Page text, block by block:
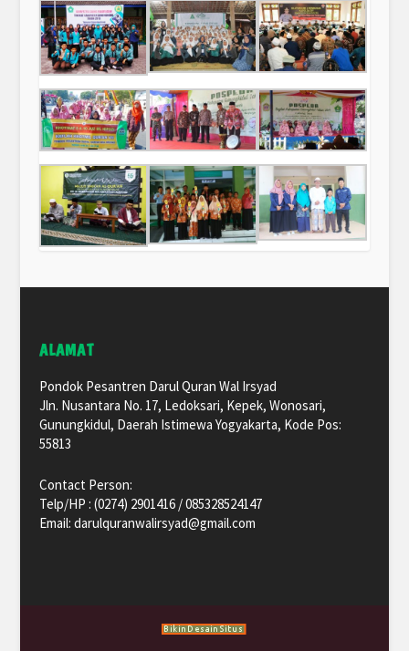
ALAMAT
Pondok Pesantren Darul Quran Wal Irsyad
Jln. Nusantara No. 17, Ledoksari, Kepek, Wonosari,
Gunungkidul, Daerah Istimewa Yogyakarta, Kode Pos:
55813
Contact Person:
Telp/HP : (0274) 2901416 / 085328524147
Email: darulquranwalirsyad@gmail.com